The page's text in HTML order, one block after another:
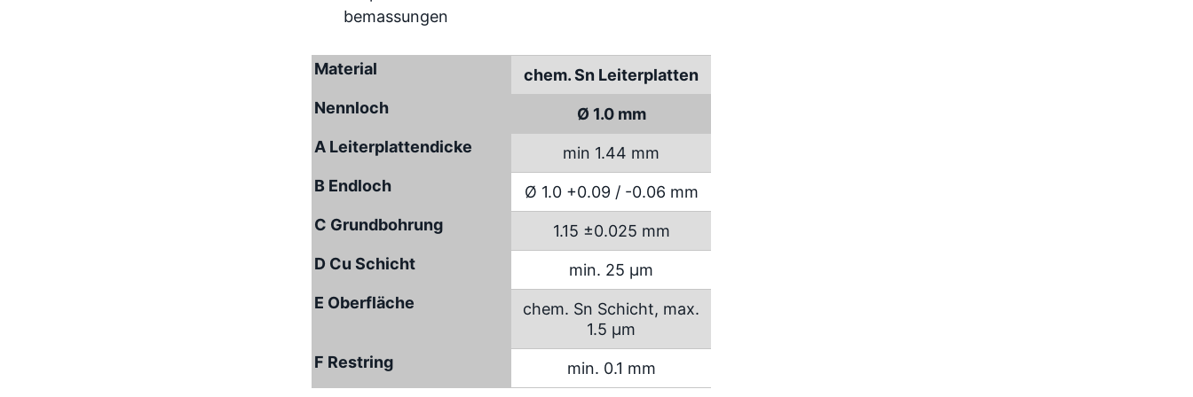
Material
chem. Sn Leiterplatten
Nennloch
Ø 1.0 mm
A Leiterplattendicke
min 1.44 mm
B Endloch
Ø 1.0 +0.09 / -0.06 mm
C Grundbohrung
1.15 ±0.025 mm
D Cu Schicht
min. 25 µm
E Oberfläche
chem. Sn Schicht, max.
1.5 µm
F Restring
min. 0.1 mm